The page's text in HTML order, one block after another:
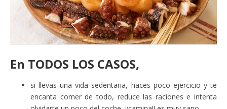
En TODOS LOS CASOS,
si llevas una vida sedentaria, haces poco ejercicio y te
encanta comer de todo, reduce las raciones e intenta